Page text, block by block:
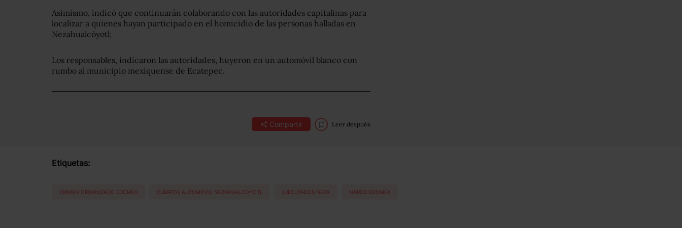
Asimismo, indicó que continuarán colaborando con las autoridades capitalinas para
localizar a quienes hayan participado en el homicidio de las personas halladas en
Nezahualcóyotl;
Los responsables, indicaron las autoridades, huyeron en un automóvil blanco con
rumbo al municipio mexiquense de Ecatepec.
Compartir Leer después
Etiquetas:
CRIMEN ORGANIZADO EDOMEX CUERPOS AUTOMOVIL NEZAHUALCOYOTL EJECUTADOS NEZA NARCO EDOMEX